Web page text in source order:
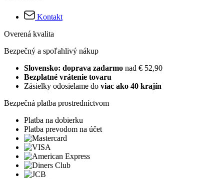
Kontakt
Overená kvalita
Bezpečný a spoľahlivý nákup
Slovensko: doprava zadarmo nad € 52,90
Bezplatné vrátenie tovaru
Zásielky odosielame do viac ako 40 krajín
Bezpečná platba prostredníctvom
Platba na dobierku
Platba prevodom na účet